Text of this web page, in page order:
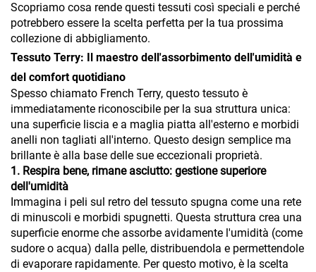
Scopriamo cosa rende questi tessuti così speciali e perché
potrebbero essere la scelta perfetta per la tua prossima
collezione di abbigliamento.
Tessuto Terry: Il maestro dell'assorbimento dell'umidità e
del comfort quotidiano
Spesso chiamato French Terry, questo tessuto è
immediatamente riconoscibile per la sua struttura unica:
una superficie liscia e a maglia piatta all'esterno e morbidi
anelli non tagliati all'interno. Questo design semplice ma
brillante è alla base delle sue eccezionali proprietà.
1. Respira bene, rimane asciutto: gestione superiore
dell'umidità
Immagina i peli sul retro del tessuto spugna come una rete
di minuscoli e morbidi spugnetti. Questa struttura crea una
superficie enorme che assorbe avidamente l'umidità (come
sudore o acqua) dalla pelle, distribuendola e permettendole
di evaporare rapidamente. Per questo motivo, è la scelta